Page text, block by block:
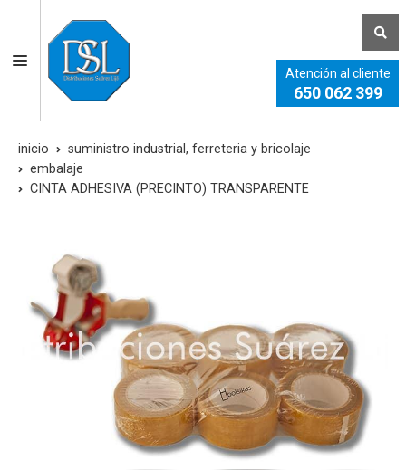
Atención al cliente
650 062 399
inicio
suministro industrial, ferreteria y bricolaje
embalaje
CINTA ADHESIVA (PRECINTO) TRANSPARENTE